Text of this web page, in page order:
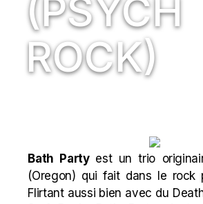
(PSYCH
ROCK)
Bath Party est un trio
(Oregon) qui fait dans le rock
Flirtant aussi bien avec du